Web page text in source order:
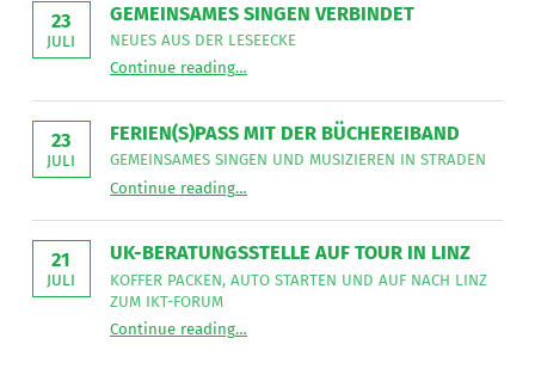
GmbH
für
die
im
Mobiler
eine*n
Freizeitassistent*in
für
23
JULI
GEMEINSAMES SINGEN VERBINDET
NEUES AUS DER LESEECKE
Continue readingNeues
der
”
…
23
JULI
FERIEN(S)PASS MIT DER BÜCHEREIBAND
GEMEINSAMES SINGEN UND MUSIZIEREN IN STRADEN
Continue readingGemeinsames
und
in
Straden
”
…
21
JULI
UK-BERATUNGSSTELLE AUF TOUR IN LINZ
KOFFER PACKEN, AUTO STARTEN UND AUF NACH LINZ
ZUM IKT-FORUM
Continue readingUK-Beratungsstelle auf Tour in Linz
Koffer
…